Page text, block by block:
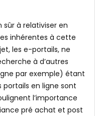
à relativiser en
inhérentes à cette
les e-portails, ne
à d’autres
par exemple) étant
en ligne sont
l’importance
pré achat et post